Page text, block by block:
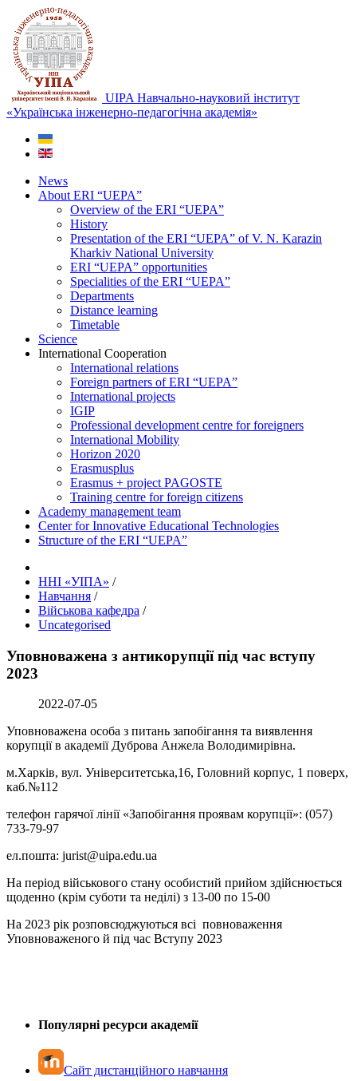
UIPA Навчально-науковий інститут
«Українська інженерно-педагогічна академія»
News
About ERI “UEPA”
Overview of the ERI “UEPA”
History
Presentation of the ERI “UEPA” of V. N. Karazin
Kharkiv National University
ERI “UEPA” opportunities
Specialities of the ERI “UEPA”
Departments
Distance learning
Timetable
Science
International Сooperation
International relations
Foreign partners of ERI “UEPA”
International projects
IGIP
Professional development centre for foreigners
International Mobility
Horizon 2020
Erasmusplus
Erasmus + project PAGOSTE
Training centre for foreign citizens
Academy management team
Center for Innovative Educational Technologies
Structure of the ERI “UEPA”
ННІ «УІПА» /
Навчання /
Військова кафедра /
Uncategorised
Уповноважена з антикорупції під час вступу
2023
2022-07-05
Уповноважена особа з питань запобігання та виявлення
корупції в академії Дуброва Анжела Володимирівна.
м.Харків, вул. Університетська,16, Головний корпус, 1 поверх,
каб.№112
телефон гарячої лінії «Запобігання проявам корупції»: (057)
733-79-97
ел.пошта: jurist@uipa.edu.ua
На період військового стану особистий прийом здійснюється
щоденно (крім суботи та неділі) з 13-00 по 15-00
На 2023 рік розповсюджуються всі повноваження
Уповноваженого й під час Вступу 2023
Популярні ресурси академії
Сайт дистанційного навчання